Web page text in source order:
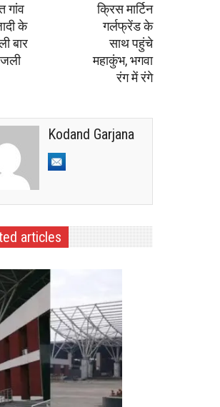
गांव
के
बार
क्रिस मार्टिन
गर्लफ्रेंड के
साथ पहुंचे
महाकुंभ, भगवा
रंग में रंगे
Kodand Garjana
articles